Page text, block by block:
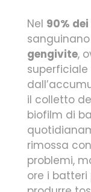
Nel 90%
gengivite,
il colletto
biofilm di
rimossa
problemi,
ore i batteri